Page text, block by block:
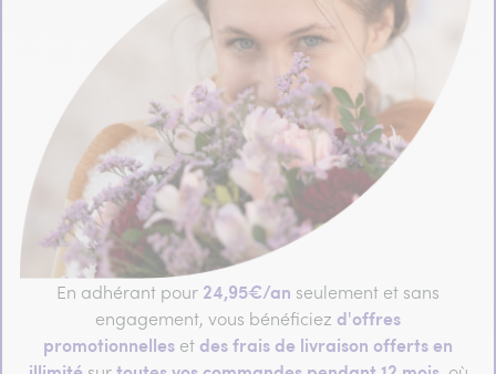
En adhérant pour 24,95€/an seulement et sans
engagement, vous bénéficiez d'offres
promotionnelles et des frais de livraison offerts en